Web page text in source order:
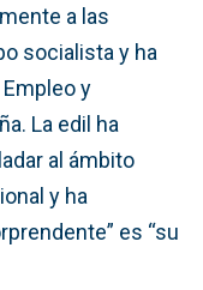
a las
socialista y ha
y
La edil ha
al ámbito
y ha
es “su